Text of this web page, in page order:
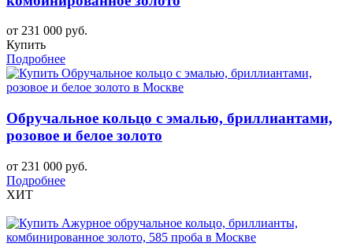
от 231 000 руб.
Купить
Подробнее
Обручальное кольцо с эмалью, бриллиантами,
розовое и белое золото
от 231 000 руб.
Подробнее
ХИТ